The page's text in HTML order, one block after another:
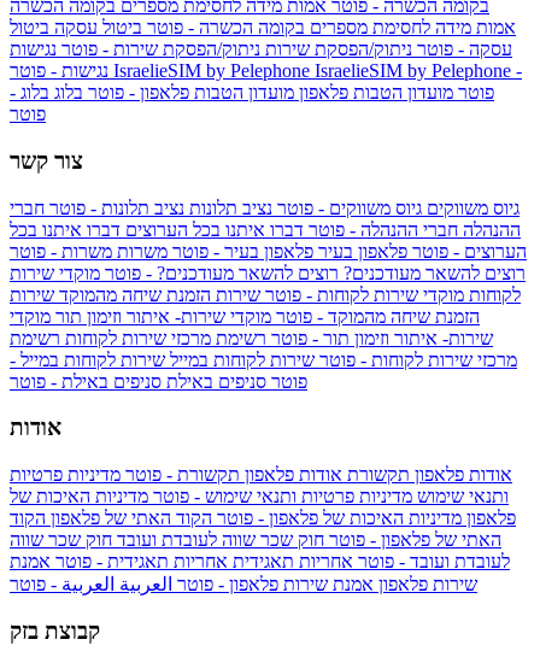
בקומה הכשרה - פוטר אמות מידה לחסימת מספרים בקומה הכשרה
אמות מידה לחסימת מספרים בקומה הכשרה - פוטר ביטול עסקה ביטול
עסקה - פוטר ניתוק/הפסקת שירות ניתוק/הפסקת שירות - פוטר נגישות
IsraelieSIM by Pelephone IsraelieSIM by Pelephone -
פוטר מועדון הטבות פלאפון מועדון הטבות פלאפון - פוטר בלוג בלוג -
פוטר
צור קשר
גיוס משווקים גיוס משווקים - פוטר נציב תלונות נציב תלונות - פוטר חברי
ההנהלה חברי ההנהלה - פוטר דברו איתנו בכל הערוצים דברו איתנו בכל
הערוצים - פוטר פלאפון בעיר פלאפון בעיר - פוטר משרות משרות - פוטר
רוצים להשאר מעודכנים? רוצים להשאר מעודכנים? - פוטר מוקדי שירות
לקוחות מוקדי שירות לקוחות - פוטר שירות הזמנת שיחה מהמוקד שירות
הזמנת שיחה מהמוקד - פוטר מוקדי שירות- איתור וזימון תור מוקדי
שירות- איתור וזימון תור - פוטר רשימת מרכזי שירות לקוחות רשימת
מרכזי שירות לקוחות - פוטר שירות לקוחות במייל שירות לקוחות במייל -
פוטר סניפים באילת סניפים באילת - פוטר
אודות
אודות פלאפון תקשורת אודות פלאפון תקשורת - פוטר מדיניות פרטיות
ותנאי שימוש מדיניות פרטיות ותנאי שימוש - פוטר מדיניות האיכות של
פלאפון מדיניות האיכות של פלאפון - פוטר הקוד האתי של פלאפון הקוד
האתי של פלאפון - פוטר חוק שכר שווה לעובדת ועובד חוק שכר שווה
לעובדת ועובד - פוטר אחריות תאגידית אחריות תאגידית - פוטר אמנת
שירות פלאפון אמנת שירות פלאפון - פוטר العربية العربية - פוטר
קבוצת בזק